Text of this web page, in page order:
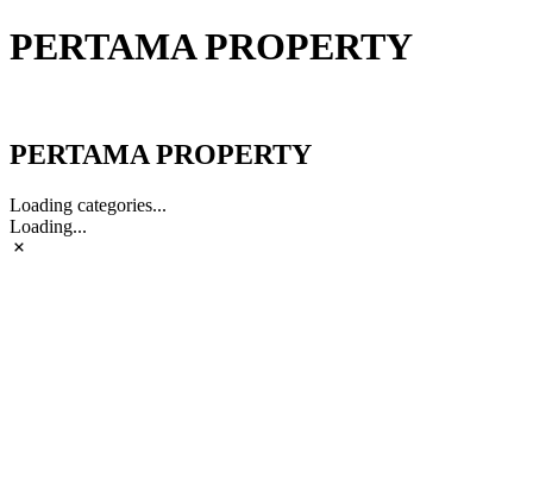
PERTAMA PROPERTY
PERTAMA PROPERTY
Loading categories...
Loading...